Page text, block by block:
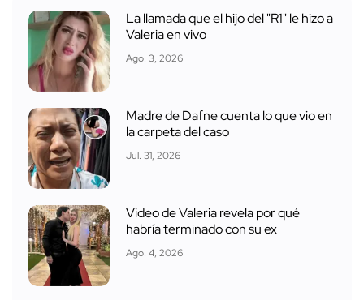
La llamada que el hijo del "R1" le hizo a
Valeria en vivo
Ago. 3, 2026
Madre de Dafne cuenta lo que vio en
la carpeta del caso
Jul. 31, 2026
Video de Valeria revela por qué
habría terminado con su ex
Ago. 4, 2026